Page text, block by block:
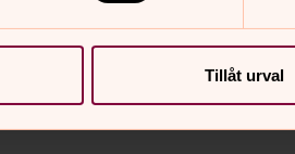
Tillåt urval